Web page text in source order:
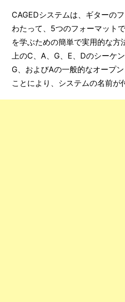
CAGEDシステムは、ギターの
わたって、5つのフォーマット
を学ぶための簡単で実用的な方
上のC、A、G、E、Dのシーケ
G、およびAの一般的なオープ
ことにより、システムの名前が